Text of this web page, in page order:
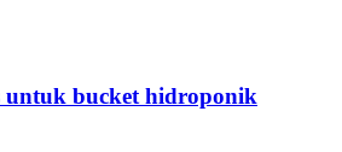
untuk bucket hidroponik